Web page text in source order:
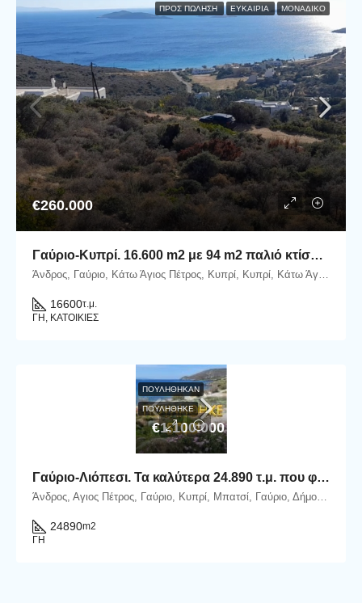
ΠΡΟΣ ΠΏΛΗΣΗ ΕΥΚΑΙΡΊΑ ΜΟΝΑΔΙΚΌ
€260.000
Γαύριο-Κυπρί. 16.600 m2 με 94 m2 παλιό κτίσμα με καταπληκτική θέα και αλώνι.
Άνδρος, Γαύριο, Κάτω Άγιος Πέτρος, Κυπρί, Κυπρί, Κάτω Άγιος Πέτρος, Δήμος Άνδρου, Περιφερειακή Ενότητα Άνδρου, Περιφέρεια Νοτίου Αιγαίου, Αποκεντρωμένη Διοίκηση Αιγαίου, 845 01, Ελλάδα
16600τ.μ.
ΓΗ, ΚΑΤΟΙΚΊΕΣ
ΠΟΥΛΉΘΗΚΑΝ
ΠΟΥΛΗΘΗΚΕ
€1.100.000
Γαύριο-Λιόπεσι. Τα καλύτερα 24.890 τ.μ. που φθάνουν μέχρι τη θάλασσα.
Άνδρος, Αγιος Πέτρος, Γαύριο, Κυπρί, Μπατσί, Γαύριο, Δήμος Άνδρου, Περιφερειακή Ενότητα Άνδρου, Περιφέρεια Νοτίου Αιγαίου, Αιγαίο, 84501, Ελλάδα
24890m2
ΓΗ